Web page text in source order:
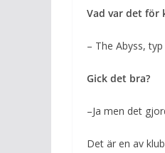
Vad var det för
– The Abyss,
Gick det bra?
–Ja men det
Det är en av